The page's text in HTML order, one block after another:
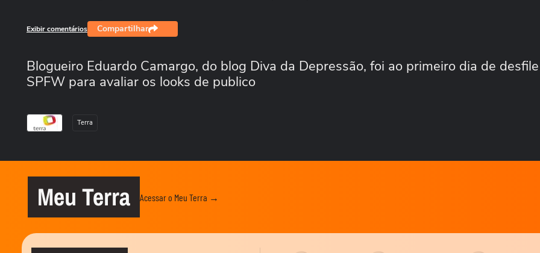
Exibir comentários Compartilhar
Blogueiro Eduardo Camargo, do blog Diva da Depressão, foi ao primeiro dia de
SPFW para avaliar os looks de publico
Terra
Meu Terra Acessar o Meu Terra →